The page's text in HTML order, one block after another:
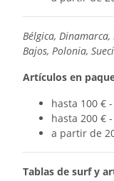
Bélgica,
Bajos, Polonia,
Artículos en
hasta 100 €
hasta 200 €
a partir de
Tablas de surf y